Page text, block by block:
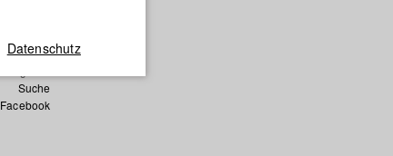
Suche
Facebook
Datenschutz